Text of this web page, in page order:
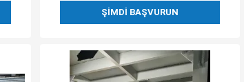
ŞIMDI BAŞVURUN